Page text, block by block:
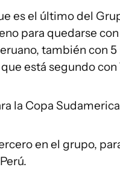
es el último del
para quedarse
también con
está segundo con
la Copa
en el grupo,